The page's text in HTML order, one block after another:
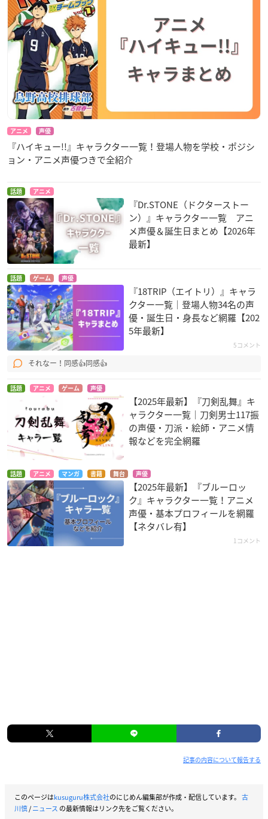
アニメ 声優
『ハイキュー!!』キャラクター一覧！登場人物を学校・ポジシ
ョン・アニメ声優つきで全紹介
話題 アニメ
『Dr.STONE（ドクターストー
ン）』キャラクター一覧 アニ
メ声優＆誕生日まとめ【2026年
最新】
話題 ゲーム 声優
『18TRIP（エイトリ）』キャラ
クター一覧｜登場人物34名の声
優・誕生日・身長など網羅【202
5年最新】
5コメント
それなー！同感👍同感👍
話題 アニメ ゲーム 声優
【2025年最新】『刀剣乱舞』キ
ャラクター一覧｜刀剣男士117振
の声優・刀派・絵師・アニメ情
報などを完全網羅
話題 アニメ マンガ 書籍 舞台 声優
【2025年最新】『ブルーロッ
ク』キャラクター一覧！アニメ
声優・基本プロフィールを網羅
【ネタバレ有】
1コメント
記事の内容について報告する
このページはkusuguru株式会社のにじめん編集部が作成・配信しています。 古
川慎/ニュース の最新情報はリンク先をご覧ください。